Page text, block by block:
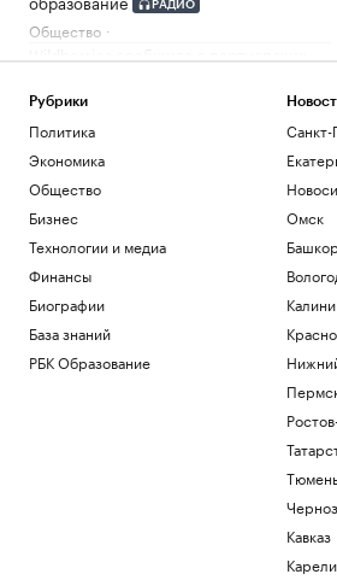
РАДИО
Общество
Бизнес
Цены на медь показали самый долгий
период роста с 2020 года
Инвестиции
Собянин отчитался о строительстве
соцобъектов в Москве
Общество
На Дону выработка «зеленой» энергии
сократилась на 11% в 2026 г.
Ростов-на-Дону
В Анапе разрешительные документы на
открытие получили еще 5 пляжей
Рубрики
Политика
Экономика
Общество
Бизнес
Технологии и медиа
Финансы
Биографии
База знаний
РБК Образование
Санкт-
Омск
Кавказ